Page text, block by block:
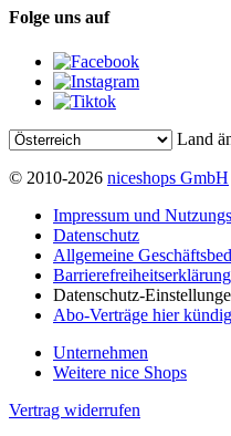
Folge uns auf
Land
© 2010-2026 niceshops GmbH
Impressum und
Datenschutz
Allgemeine
Barrierefreiheitserklärung
Datenschutz-
Abo-Verträge hier
Unternehmen
Weitere nice Shops
Vertrag widerrufen